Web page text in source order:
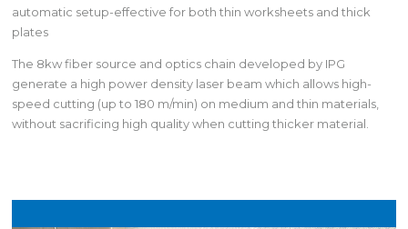
automatic setup-effective for both thin worksheets and thick
plates
The 8kw fiber source and optics chain developed by IPG
generate a high power density laser beam which allows high-
speed cutting (up to 180 m/min) on medium and thin materials,
without sacrificing high quality when cutting thicker material.